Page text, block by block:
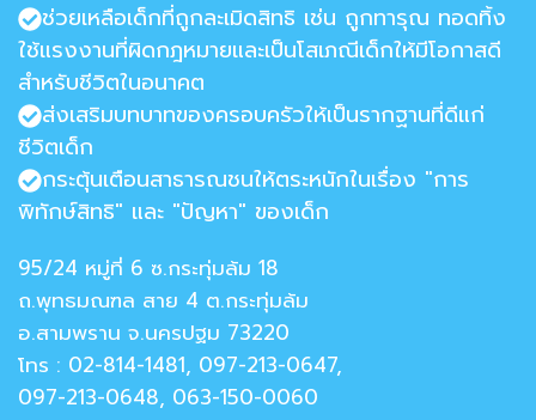
ช่วยเหลือเด็กที่ถูกละเมิดสิทธิ เช่น ถูกทารุณ ทอดทิ้ง
ใช้แรงงานที่ผิดกฎหมายและเป็นโสเภณีเด็กให้มีโอกาสดี
สำหรับชีวิตในอนาคต
ส่งเสริมบทบาทของครอบครัวให้เป็นรากฐานที่ดีแก่
ชีวิตเด็ก
กระตุ้นเตือนสาธารณชนให้ตระหนักในเรื่อง "การ
พิทักษ์สิทธิ" และ "ปัญหา" ของเด็ก
95/24 หมู่ที่ 6 ซ.กระทุ่มล้ม 18
ถ.พุทธมณฑล สาย 4 ต.กระทุ่มล้ม
อ.สามพราน จ.นครปฐม 73220
โทร : 02-814-1481, 097-213-0647,
097-213-0648, 063-150-0060